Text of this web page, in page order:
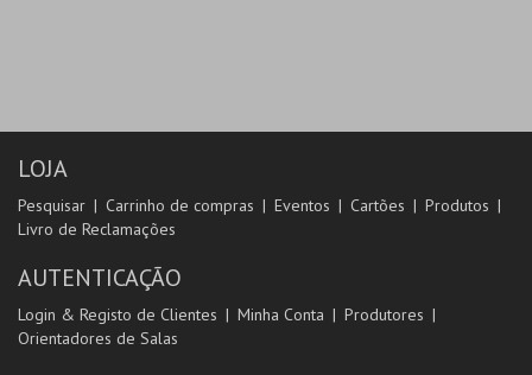
LOJA
Pesquisar Carrinho de compras Eventos Cartões
Produtos
Livro de Reclamações
AUTENTICAÇÃO
Login & Registo de Clientes Minha Conta
Produtores
Orientadores de Salas